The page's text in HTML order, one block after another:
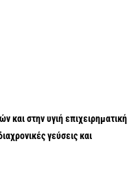
και στην υγιή επιχειρηματική
γεύσεις και